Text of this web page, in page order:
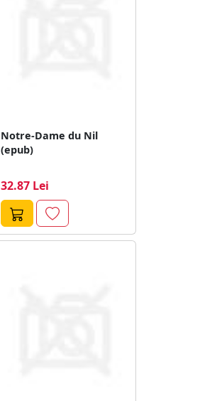
Notre-Dame du Nil
(epub)
32.87 Lei